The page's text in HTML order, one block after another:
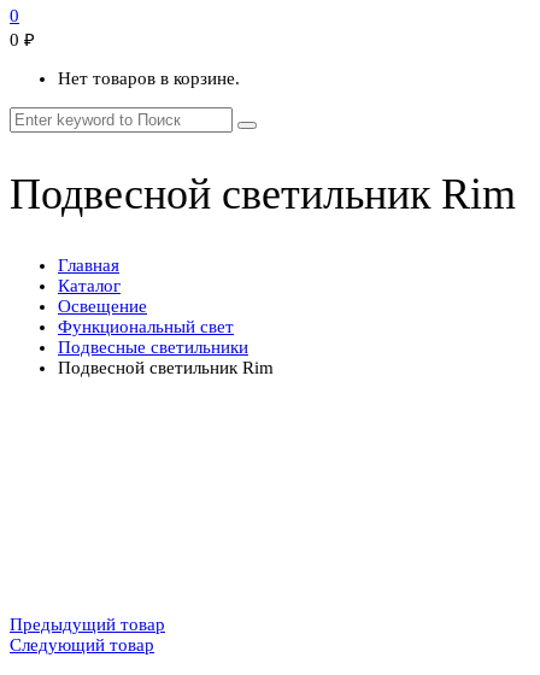
0
0 ₽
Нет товаров в корзине.
Подвесной светильник Rim
Главная
Каталог
Освещение
Функциональный свет
Подвесные светильники
Подвесной светильник Rim
Предыдущий товар
Следующий товар